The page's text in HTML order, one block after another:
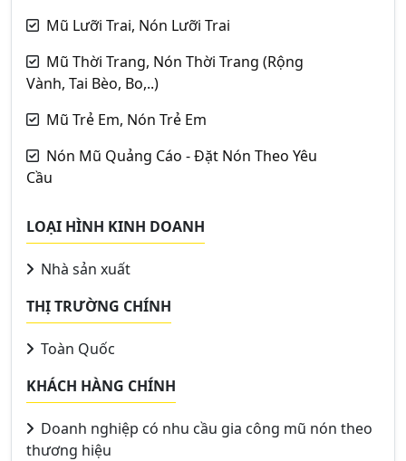
Mũ Lưỡi Trai, Nón Lưỡi Trai
Mũ Thời Trang, Nón Thời Trang (Rộng
Vành, Tai Bèo, Bo,..)
Mũ Trẻ Em, Nón Trẻ Em
Nón Mũ Quảng Cáo - Đặt Nón Theo Yêu
Cầu
LOẠI HÌNH KINH DOANH
Nhà sản xuất
THỊ TRƯỜNG CHÍNH
Toàn Quốc
KHÁCH HÀNG CHÍNH
Doanh nghiệp có nhu cầu gia công mũ nón theo
thương hiệu